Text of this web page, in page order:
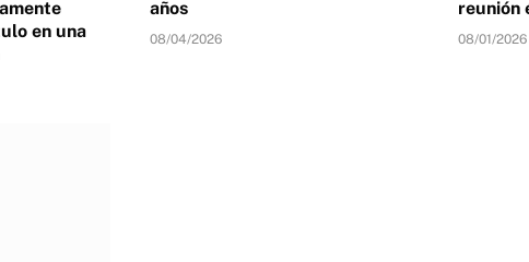
en una
años
08/04/2026
reunión
08/01/2026